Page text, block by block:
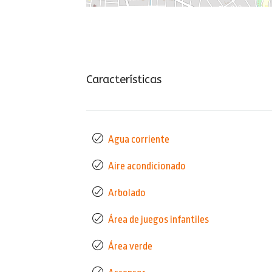
Características
Agua corriente
Aire acondicionado
Arbolado
Área de juegos infantiles
Área verde